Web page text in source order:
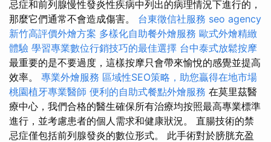
忌症和前列腺慢性發炎性疾病中列出的病理情況下進行的，
那麼它們通常不會造成傷害。 台東徵信社服務 seo agency
新竹高評價外燴方案 多樣化自助餐外燴服務 歐式外燴精緻
體驗 學習專業數位行銷技巧的最佳選擇 台中泰式放鬆按摩
最重要的是不要過度，這樣按摩只會帶來愉悅的感覺並提高
效率。 專業外燴服務 區域性SEO策略，助您贏得在地市場
桃園植牙專業醫師 便利的自助式餐點外燴服務 在莫里茲醫
療中心，我們合格的醫生確保所有治療均按照最高專業標準
進行，並考慮患者的個人需求和健康狀況。 直腸技術的禁
忌症僅包括前列腺發炎的數位形式。 此手術對於膀胱充盈